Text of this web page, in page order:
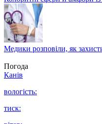
Медики розповіли, як
Погода
Канів
вологість:
тиск: